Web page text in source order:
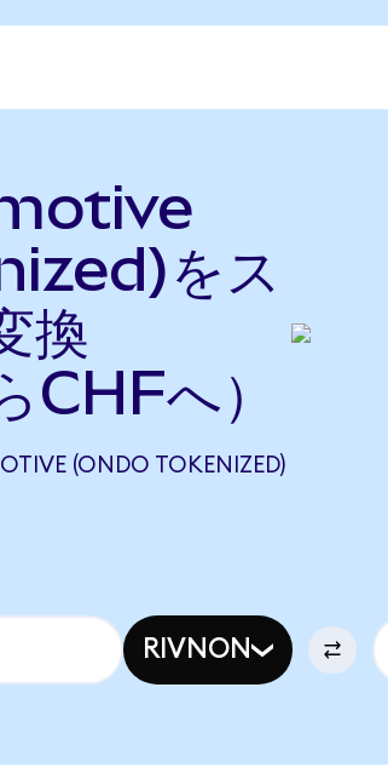
をス
換
CHFへ）
(ONDO TOKENIZED)
RIVNON